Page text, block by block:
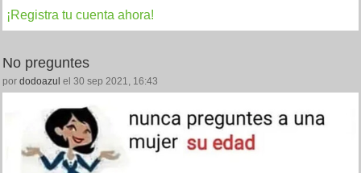
¡Registra tu cuenta ahora!
No preguntes
por dodoazul el 30 sep 2021, 16:43